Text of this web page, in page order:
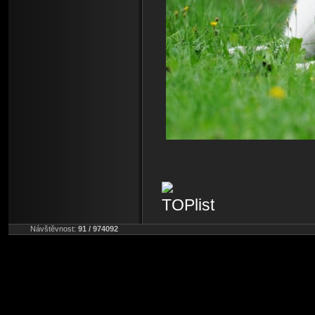
Návštěvnost: 91 / 974092